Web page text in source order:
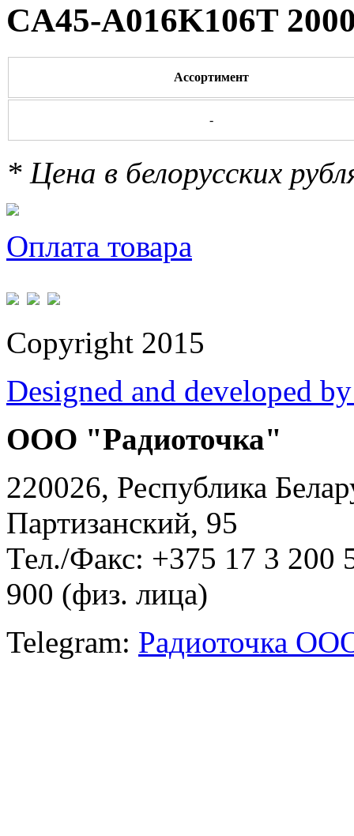
CA45-A016K106T
Ассортимент
-
* Цена в белорусских
Оплата товара
Copyright 2015
Designed and developed
ООО "Радиоточка"
220026, Республика
Партизанский, 95
Тел./Факс: +375 17 3
900 (физ. лица)
Telegram: Радиоточка